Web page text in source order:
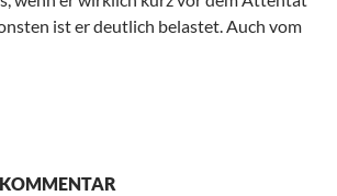
ist er deutlich belastet. Auch vom